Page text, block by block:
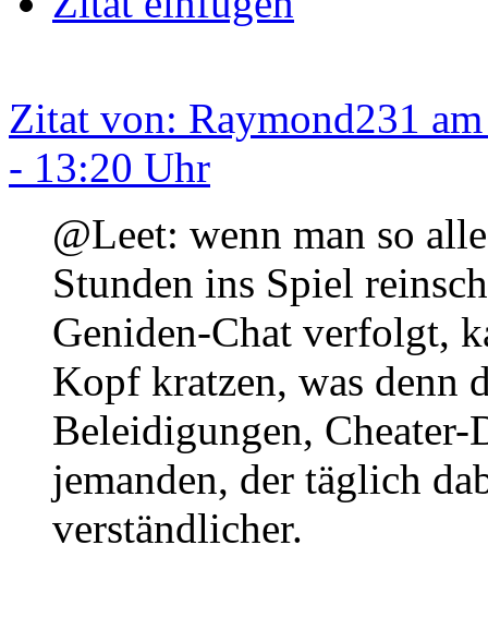
Zitat von: Raymond231
- 13:20 Uhr
@Leet: wenn man so
Stunden ins Spiel
Geniden-Chat verfolgt,
Kopf kratzen, was denn
Beleidigungen,
jemanden, der täglich
verständlicher.